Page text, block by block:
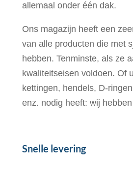
allemaal onder één dak.
Ons magazijn heeft een
van alle producten die met
hebben. Tenminste, als ze
kwaliteitseisen voldoen. Of
kettingen, hendels, D-
enz. nodig heeft: wij
Snelle levering